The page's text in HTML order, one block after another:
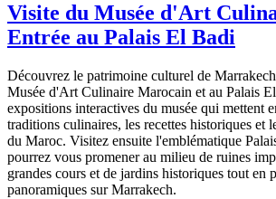
Visite du Musée d'Art
Entrée au Palais El Badi
Découvrez le patrimoine culturel de
Musée d'Art Culinaire Marocain et au Palais
expositions interactives du musée qui mettent
traditions culinaires, les recettes historiques et
du Maroc. Visitez ensuite l'emblématique
pourrez vous promener au milieu de ruines
grandes cours et de jardins historiques tout en
panoramiques sur Marrakech.